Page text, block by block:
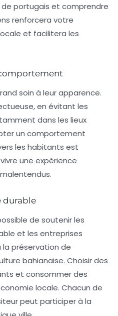
portugais et comprendre
renforcera votre
et facilitera les
soin à leur apparence.
en évitant les
dans les lieux
un comportement
les habitants est
une expérience
durable
de soutenir les
et les entreprises
la préservation de
bahianaise. Choisir des
et consommer des
locale. Chacun de
peut participer à la